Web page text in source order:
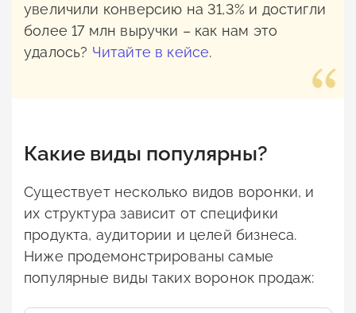
увеличили конверсию на 31,3% и достигли
более 17 млн выручки – как нам это
удалось? Читайте в кейсе.
Какие виды популярны?
Существует несколько видов воронки, и
их структура зависит от специфики
продукта, аудитории и целей бизнеса.
Ниже продемонстрированы самые
популярные виды таких воронок продаж: